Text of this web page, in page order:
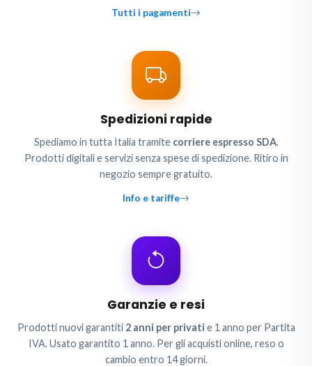
Tutti i pagamenti
Spedizioni rapide
Spediamo in tutta Italia tramite corriere espresso SDA.
Prodotti digitali e servizi senza spese di spedizione. Ritiro in
negozio sempre gratuito.
Info e tariffe
Garanzie e resi
Prodotti nuovi garantiti 2 anni per privati e 1 anno per Partita
IVA. Usato garantito 1 anno. Per gli acquisti online, reso o
cambio entro 14 giorni.